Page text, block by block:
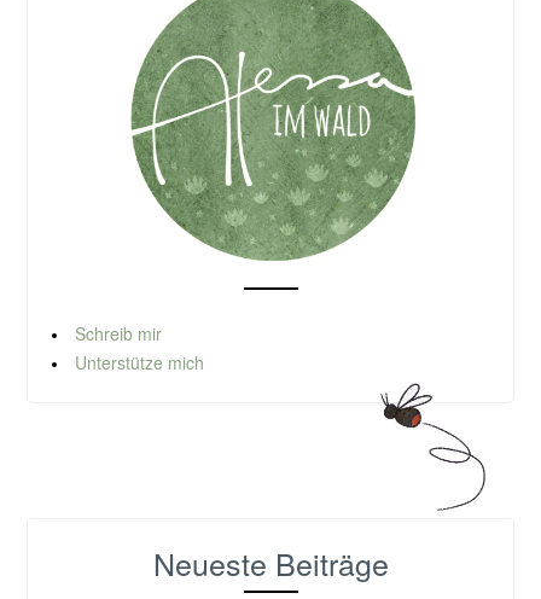
Schreib mir
Unterstütze mich
Neueste Beiträge